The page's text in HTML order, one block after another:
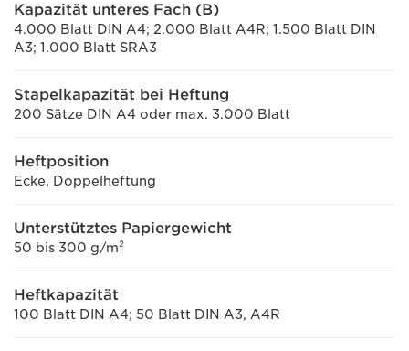
Kapazität unteres Fach (B)
4.000 Blatt DIN A4; 2.000 Blatt A4R; 1.500 Blatt DIN
A3; 1.000 Blatt SRA3
Stapelkapazität bei Heftung
200 Sätze DIN A4 oder max. 3.000 Blatt
Heftposition
Ecke, Doppelheftung
Unterstütztes Papiergewicht
50 bis 300 g/m²
Heftkapazität
100 Blatt DIN A4; 50 Blatt DIN A3, A4R